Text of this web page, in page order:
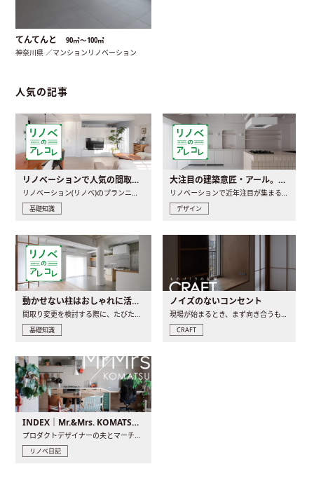
てんてんと 90㎡〜100㎡
神奈川県 ／マンションリノベーション
人気の記事
リノベーションで人気の間取りとは？トレンドの間取りと実例を徹底解説
リノベーション(リノベ)のプランニングで一番最初に決めるのは..
基礎知識
大注目の建築意匠・アール。人気の理由と空間に取り入れるポイント
リノベーションで近年注目が集まる建築意匠の一つであるアール..
デザイン
動かせない柱はおしゃれに活用！柱を魅せるリノベーション(リノベ)4選
間取り変更を検討する際に、たびたび皆さんの頭を悩ませる動か..
基礎知識
ノイズのないコンセント
現場が始まるとき、まず向き合うものの一つがコンセントです..
CRAFT
INDEX｜Mr.&Mrs. KOMATSU renovation diary
プロダクトデザイナーの夫とマーチャンダイザーの妻が、夫婦で..
リノベ日記